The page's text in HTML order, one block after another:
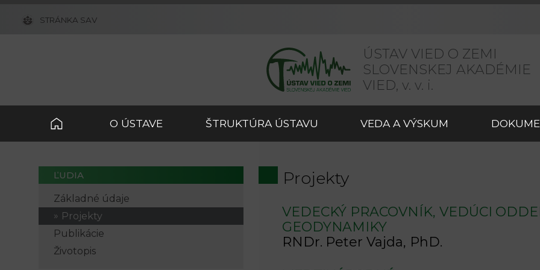
ÚSTAV VIED O ZEMI
SLOVENSKEJ AKADÉMIE
VIED, v. v. i.
STRÁNKA SAV
O ÚSTAVE ŠTRUKTÚRA ÚSTAVU VEDA A VÝSKUM
ĽUDIA
Základné údaje
Projekty
Publikácie
Životopis
Projekty
VEDECKÝ PRACOVNÍK, VEDÚCI
GEODYNAMIKY
RNDr. Peter Vajda, PhD.